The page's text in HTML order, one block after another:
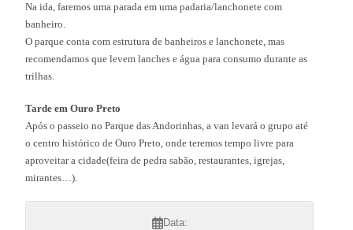
Na ida, faremos uma parada em uma padaria/lanchonete com
banheiro.
O parque conta com estrutura de banheiros e lanchonete, mas
recomendamos que levem lanches e água para consumo durante as
trilhas.
Tarde em Ouro Preto
Após o passeio no Parque das Andorinhas, a van levará o grupo até
o centro histórico de Ouro Preto, onde teremos tempo livre para
aproveitar a cidade(feira de pedra sabão, restaurantes, igrejas,
mirantes…).
Data: